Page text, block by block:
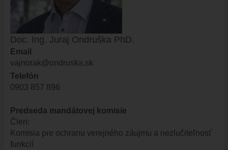
ZÁSTUPKYŇA STAROSTU
POSLANCI
MIESTNE ZASTUPITEĽSTVO
KOMISIE
KONTROLÓR
MIESTNA RADA
Doc. Ing. Juraj Ondruška PhD.
Email
vajnorak@ondruska.sk
Telefón
0903 857 896
Predseda mandátovej komisie
Člen:
Komisia pre ochranu verejného záujmu a nezlučiteľnosť
funkcií